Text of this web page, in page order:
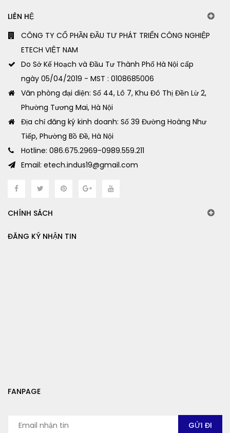
LIÊN HỆ
CÔNG TY CỔ PHẦN ĐẦU TƯ PHÁT TRIỂN CÔNG NGHIỆP
ETECH VIỆT NAM
Do Sở Kế Hoạch và Đầu Tư Thành Phố Hà Nội cấp
ngày 05/04/2019 - MST : 0108685006
Văn phòng đại diện: Số 44, Lô 7, Khu Đô Thị Đền Lừ 2,
Phường Tương Mai, Hà Nội
Địa chỉ đăng ký kinh doanh: Số 39 Đường Hoàng Như
Tiếp, Phường Bồ Đề, Hà Nội
Hotline: 086.675.2969-0989.559.211
Email: etech.indus19@gmail.com
CHÍNH SÁCH
ĐĂNG KÝ NHẬN TIN
FANPAGE